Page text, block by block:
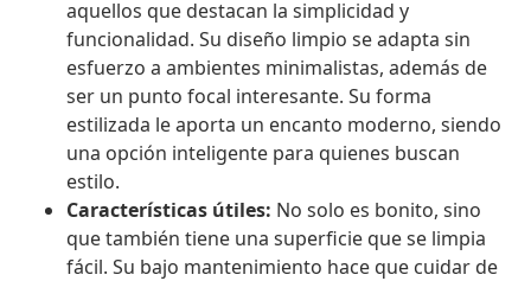
aquellos que destacan la simplicidad y
funcionalidad. Su diseño limpio se adapta sin
esfuerzo a ambientes minimalistas, además de
ser un punto focal interesante. Su forma
estilizada le aporta un encanto moderno, siendo
una opción inteligente para quienes buscan
estilo.
Características útiles: No solo es bonito, sino
que también tiene una superficie que se limpia
fácil. Su bajo mantenimiento hace que cuidar de